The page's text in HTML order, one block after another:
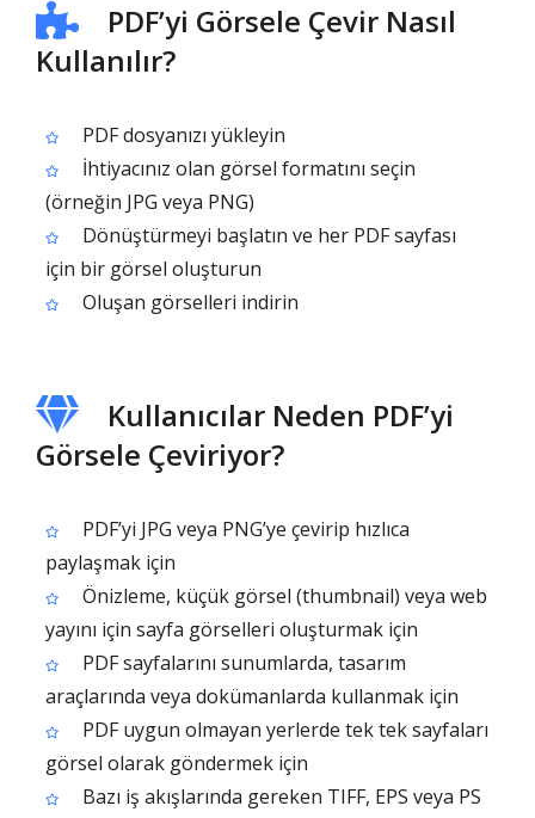
PDF’yi Görsele Çevir Nasıl
Kullanılır?
PDF dosyanızı yükleyin
İhtiyacınız olan görsel formatını seçin
(örneğin JPG veya PNG)
Dönüştürmeyi başlatın ve her PDF sayfası
için bir görsel oluşturun
Oluşan görselleri indirin
Kullanıcılar Neden PDF’yi
Görsele Çeviriyor?
PDF’yi JPG veya PNG’ye çevirip hızlıca
paylaşmak için
Önizleme, küçük görsel (thumbnail) veya web
yayını için sayfa görselleri oluşturmak için
PDF sayfalarını sunumlarda, tasarım
araçlarında veya dokümanlarda kullanmak için
PDF uygun olmayan yerlerde tek tek sayfaları
görsel olarak göndermek için
Bazı iş akışlarında gereken TIFF, EPS veya PS